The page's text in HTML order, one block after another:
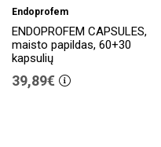
Endoprofem
ENDOPROFEM CAPSULES,
maisto papildas, 60+30
kapsulių
39,89€